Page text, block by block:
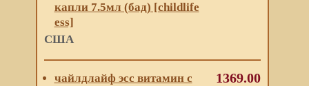
капли 7.5мл (бад) [childlife
ess]
США
чайлдлайф эсс витамин с
1369.00